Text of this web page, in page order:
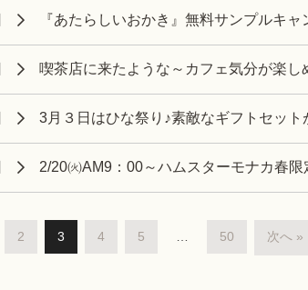
『あたらしいおかき』無料サンプルキャ
喫茶店に来たような～カフェ気分が楽
3月３日はひな祭り♪素敵なギフトセット
2/20㈫AM9：00～ハムスターモナカ春
2 3 4 5 … 50 次へ »